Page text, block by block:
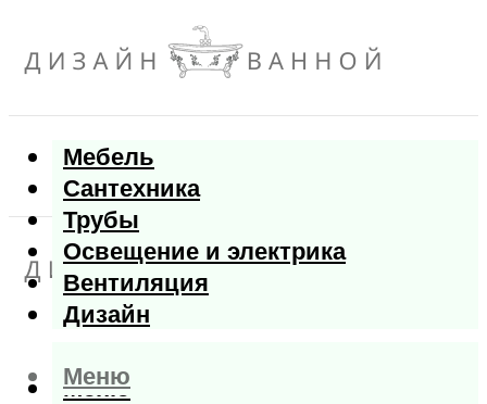
Мебель
Сантехника
Трубы
Освещение и электрика
Вентиляция
Дизайн
Меню
Меню